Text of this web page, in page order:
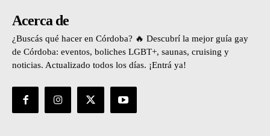
Acerca de
¿Buscás qué hacer en Córdoba? 🔥 Descubrí la mejor guía gay
de Córdoba: eventos, boliches LGBT+, saunas, cruising y
noticias. Actualizado todos los días. ¡Entrá ya!